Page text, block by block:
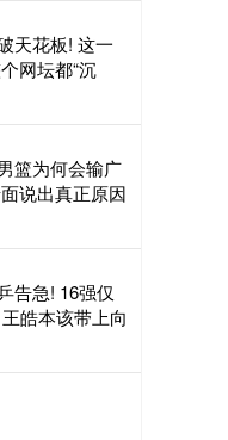
天花板! 这一
网坛都“沉
篮为何会输广
说出真正原因
告急! 16强仅
皓本该带上向